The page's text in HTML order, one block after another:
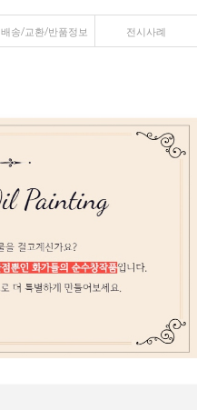
배송/교환/반품정보 전시사례